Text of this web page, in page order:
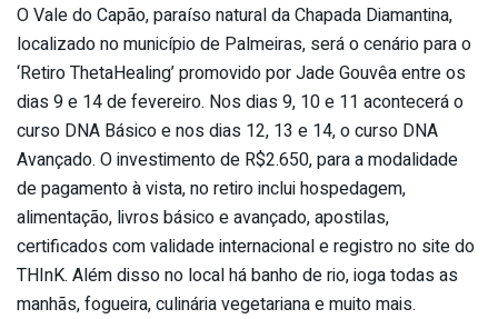
O Vale do Capão, paraíso natural da Chapada Diamantina,
localizado no município de Palmeiras, será o cenário para o
‘Retiro ThetaHealing’ promovido por Jade Gouvêa entre os
dias 9 e 14 de fevereiro. Nos dias 9, 10 e 11 acontecerá o
curso DNA Básico e nos dias 12, 13 e 14, o curso DNA
Avançado. O investimento de R$2.650, para a modalidade
de pagamento à vista, no retiro inclui hospedagem,
alimentação, livros básico e avançado, apostilas,
certificados com validade internacional e registro no site do
THInK. Além disso no local há banho de rio, ioga todas as
manhãs, fogueira, culinária vegetariana e muito mais.